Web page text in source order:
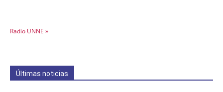
Radio UNNE »
Últimas noticias